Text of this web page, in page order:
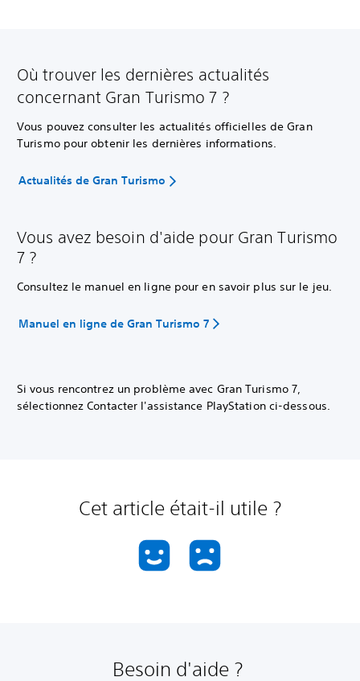
Où trouver les dernières actualités
concernant Gran Turismo 7 ?
Vous pouvez consulter les actualités officielles de Gran
Turismo pour obtenir les dernières informations.
Actualités de Gran Turismo
Vous avez besoin d'aide pour Gran Turismo
7 ?
Consultez le manuel en ligne pour en savoir plus sur le jeu.
Manuel en ligne de Gran Turismo 7
Si vous rencontrez un problème avec Gran Turismo 7,
sélectionnez Contacter l'assistance PlayStation ci-dessous.
Cet article était-il utile ?
Besoin d'aide ?